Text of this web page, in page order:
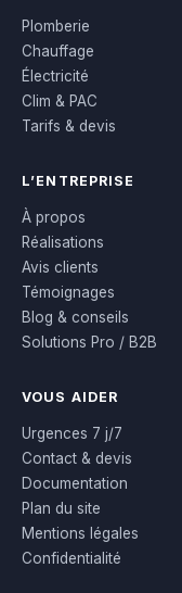
Plomberie
Chauffage
Électricité
Clim & PAC
Tarifs & devis
L’ENTREPRISE
À propos
Réalisations
Avis clients
Témoignages
Blog & conseils
Solutions Pro / B2B
VOUS AIDER
Urgences 7 j/7
Contact & devis
Documentation
Plan du site
Mentions légales
Confidentialité